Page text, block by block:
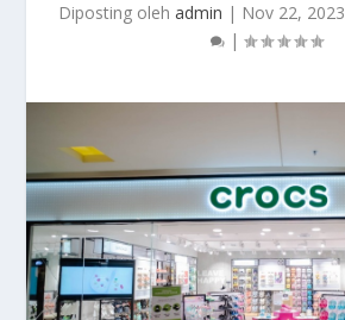
Diposting oleh admin | Nov 22, 2023
|